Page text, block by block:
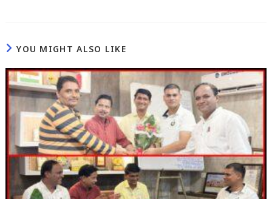
YOU MIGHT ALSO LIKE